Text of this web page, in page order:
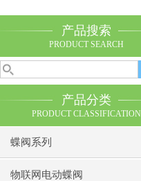
产品搜索
PRODUCT SEARCH
产品分类
PRODUCT CLASSIFICATION
蝶阀系列
物联网电动蝶阀